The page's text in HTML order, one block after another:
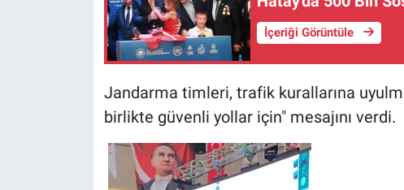
İçeriği Görüntüle
Jandarma timleri, trafik kurallarına
birlikte güvenli yollar için" mesajını verdi.